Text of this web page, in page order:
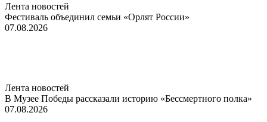
Лента новостей
Фестиваль объединил семьи «Орлят России»
07.08.2026
Лента новостей
В Музее Победы рассказали историю «Бессмертного полка»
07.08.2026